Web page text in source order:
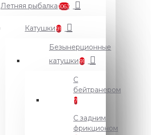
Летняя рыбалка 1063
Катушки 91
Безынерционные
катушки 91
С
бейтранером
7
С задним
фрикционом